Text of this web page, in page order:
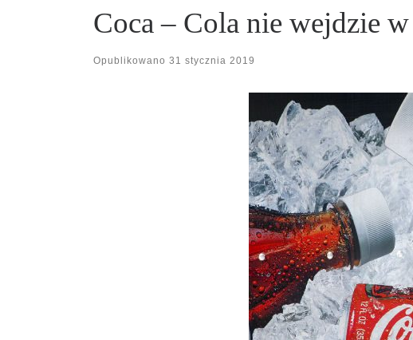
Coca – Cola nie wejdzie
Opublikowano 31 stycznia 2019